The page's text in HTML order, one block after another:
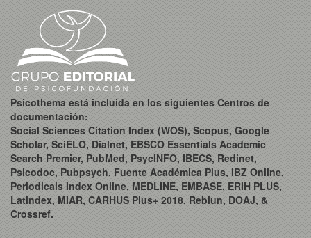
Psicothema está incluida en los siguientes Centros de
documentación:
Social Sciences Citation Index (WOS), Scopus, Google
Scholar, SciELO, Dialnet, EBSCO Essentials Academic
Search Premier, PubMed, PsycINFO, IBECS, Redinet,
Psicodoc, Pubpsych, Fuente Académica Plus, IBZ Online,
Periodicals Index Online, MEDLINE, EMBASE, ERIH PLUS,
Latindex, MIAR, CARHUS Plus+ 2018, Rebiun, DOAJ, &
Crossref.